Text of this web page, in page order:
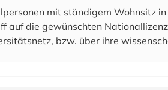
mit ständigem Wohnsitz
auf die gewünschten
bzw. über ihre